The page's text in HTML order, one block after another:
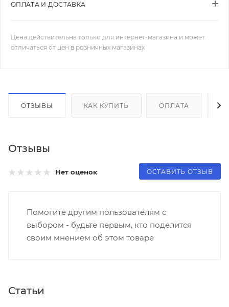
ОПЛАТА И ДОСТАВКА
Цена действительна только для интернет-магазина и может
отличаться от цен в розничных магазинах
ОТЗЫВЫ КАК КУПИТЬ ОПЛАТА
Отзывы
Нет оценок ОСТАВИТЬ ОТЗЫВ
Помогите другим пользователям с
выбором - будьте первым, кто поделится
своим мнением об этом товаре
Статьи